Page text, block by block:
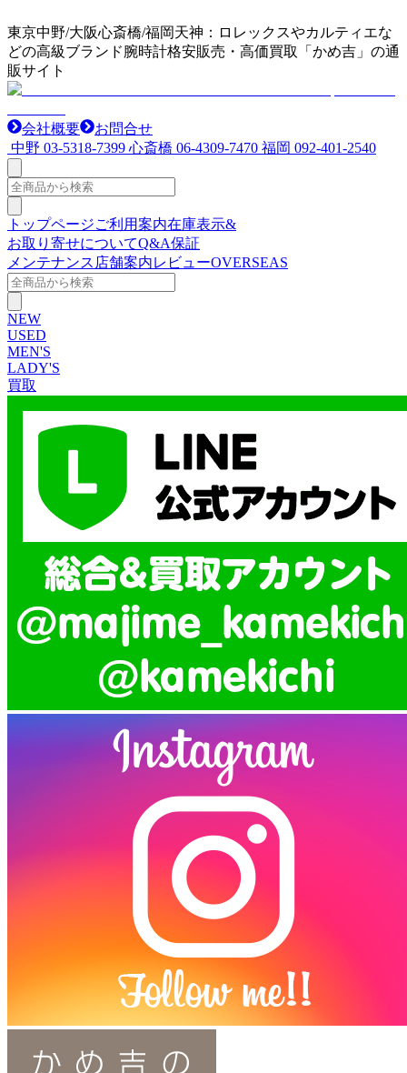
東京中野/大阪心斎橋/福岡天神：ロレックスやカルティエな
どの高級ブランド腕時計格安販売・高価買取「かめ吉」の通
販サイト
会社概要
お問合せ
中野 03-5318-7399 心斎橋 06-4309-7470 福岡 092-401-2540
トップページご利用案内在庫表示&
お取り寄せについてQ&A保証
メンテナンス 店舗案内レビューOVERSEAS
NEW
USED
MEN'S
LADY'S
買取